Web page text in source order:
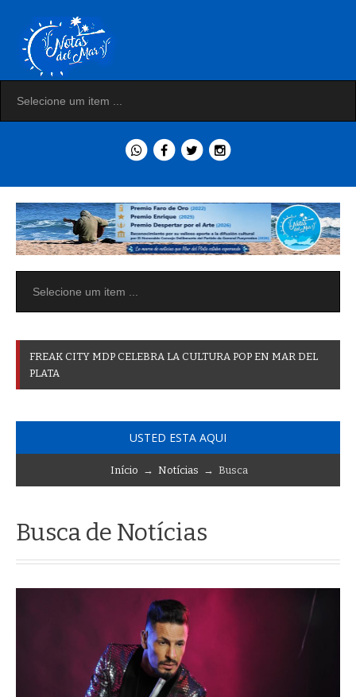
FREAK CITY MDP CELEBRA LA CULTURA POP EN MAR DEL
PLATA
USTED ESTA AQUI
Início → Notícias → Busca
Busca de Notícias